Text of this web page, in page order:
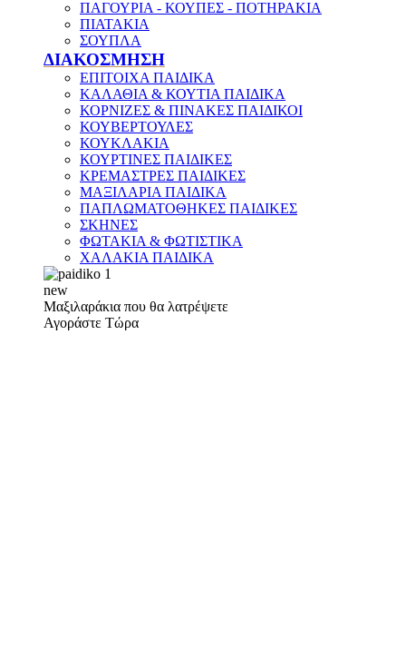
ΠΑΓΟΥΡΙΑ - ΚΟΥΠΕΣ - ΠΟΤΗΡΑΚΙΑ
ΠΙΑΤΑΚΙΑ
ΣΟΥΠΛΑ
ΔΙΑΚΟΣΜΗΣΗ
ΕΠΙΤΟΙΧΑ ΠΑΙΔΙΚΑ
ΚΑΛΑΘΙΑ & ΚΟΥΤΙΑ ΠΑΙΔΙΚΑ
ΚΟΡΝΙΖΕΣ & ΠΙΝΑΚΕΣ ΠΑΙΔΙΚΟΙ
ΚΟΥΒΕΡΤΟΥΛΕΣ
ΚΟΥΚΛΑΚΙΑ
ΚΟΥΡΤΙΝΕΣ ΠΑΙΔΙΚΕΣ
ΚΡΕΜΑΣΤΡΕΣ ΠΑΙΔΙΚΕΣ
ΜΑΞΙΛΑΡΙΑ ΠΑΙΔΙΚΑ
ΠΑΠΛΩΜΑΤΟΘΗΚΕΣ ΠΑΙΔΙΚΕΣ
ΣΚΗΝΕΣ
ΦΩΤΑΚΙΑ & ΦΩΤΙΣΤΙΚΑ
ΧΑΛΑΚΙΑ ΠΑΙΔΙΚΑ
new
Μαξιλαράκια που θα λατρέψετε
Αγοράστε Τώρα